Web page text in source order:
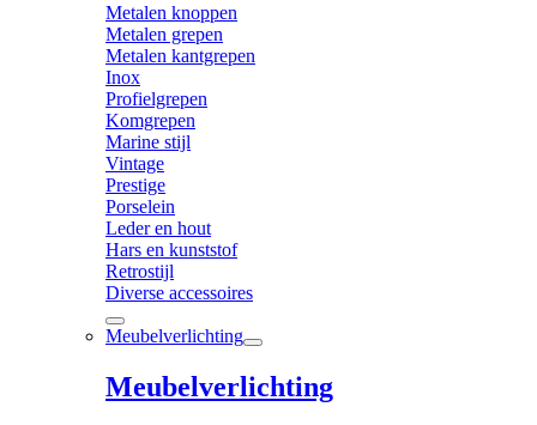
Metalen knoppen
Metalen grepen
Metalen kantgrepen
Inox
Profielgrepen
Komgrepen
Marine stijl
Vintage
Prestige
Porselein
Leder en hout
Hars en kunststof
Retrostijl
Diverse accessoires
Meubelverlichting
Meubelverlichting